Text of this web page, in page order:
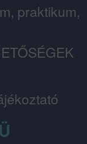
praktikum,